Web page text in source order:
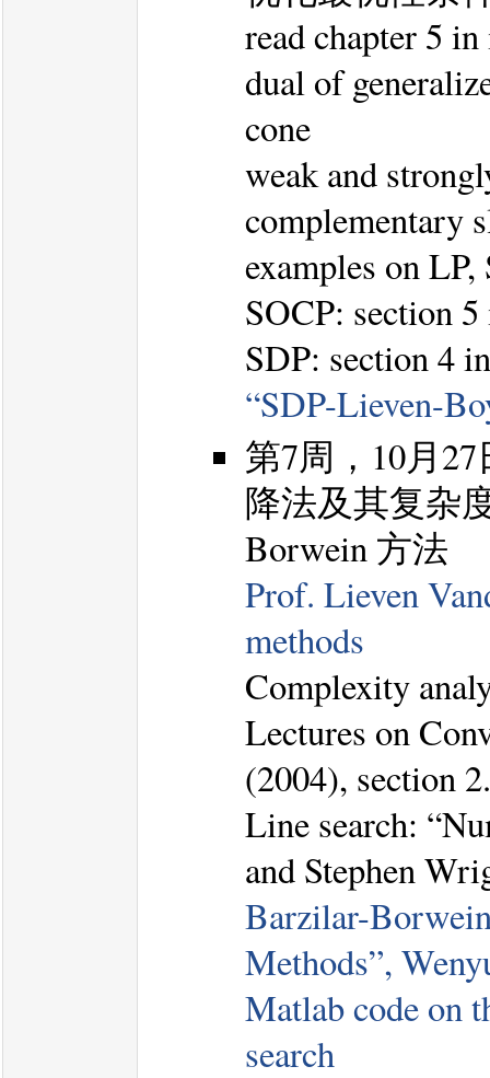
read chapter 5
dual of
cone
weak and
complementary
examples on
SOCP: section
SDP: section 4
“SDP-Lieven-
第7周，10月
降法及其复杂
Borwein 方法
Prof. Lieven
methods
Complexity
Lectures on
(2004), section
Line search:
and Stephen
Barzilar-
Methods”,
Matlab code on
search